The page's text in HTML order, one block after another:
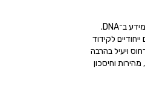
חברה פורצת דרך בתחום אחסון המידע ב־DNA.
לקידוד
ויעיל בהרבה
וחיסכון